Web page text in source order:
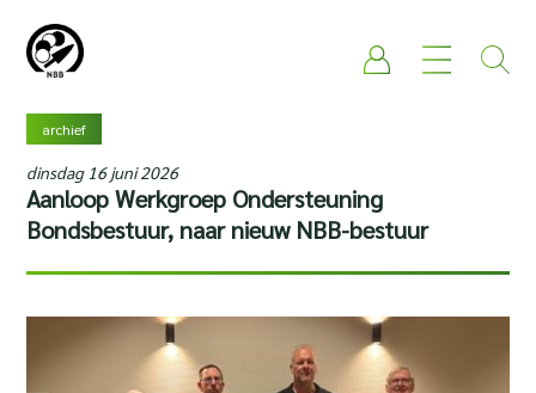
archief
dinsdag 16 juni 2026
Aanloop Werkgroep Ondersteuning
Bondsbestuur, naar nieuw NBB-bestuur